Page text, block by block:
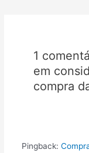
1
em
compra
Pingback: